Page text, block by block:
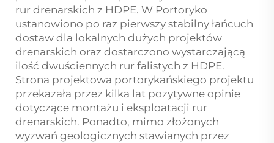
rur drenarskich z HDPE. W Portoryko
ustanowiono po raz pierwszy stabilny łańcuch
dostaw dla lokalnych dużych projektów
drenarskich oraz dostarczono wystarczającą
ilość dwuściennych rur falistych z HDPE.
Strona projektowa portorykańskiego projektu
przekazała przez kilka lat pozytywne opinie
dotyczące montażu i eksploatacji rur
drenarskich. Ponadto, mimo złożonych
wyzwań geologicznych stawianych przez